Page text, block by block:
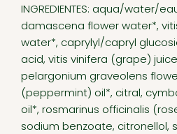
INGREDIENTES: aqua/water/
damascena flower water*,
water*, caprylyl/capryl
acid, vitis vinifera (grape)
pelargonium graveolens
(peppermint) oil*, citral,
oil*, rosmarinus officinalis
sodium benzoate, citronellol,